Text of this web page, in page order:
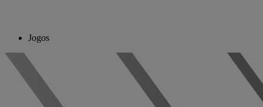
Jogos